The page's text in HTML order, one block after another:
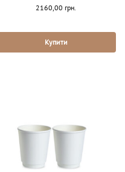
2160,00 грн.
Купити